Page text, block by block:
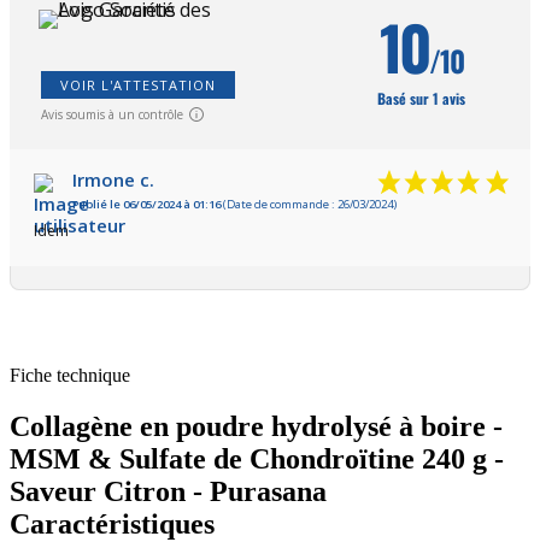
VOIR L'ATTESTATION
Avis soumis à un contrôle
10/10
Basé sur 1 avis
Irmone c.
Publié le 06/05/2024 à 01:16(Date de commande : 26/03/2024)
Idem
Fiche technique
Collagène en poudre hydrolysé à boire -
MSM & Sulfate de Chondroïtine 240 g -
Saveur Citron - Purasana
Caractéristiques